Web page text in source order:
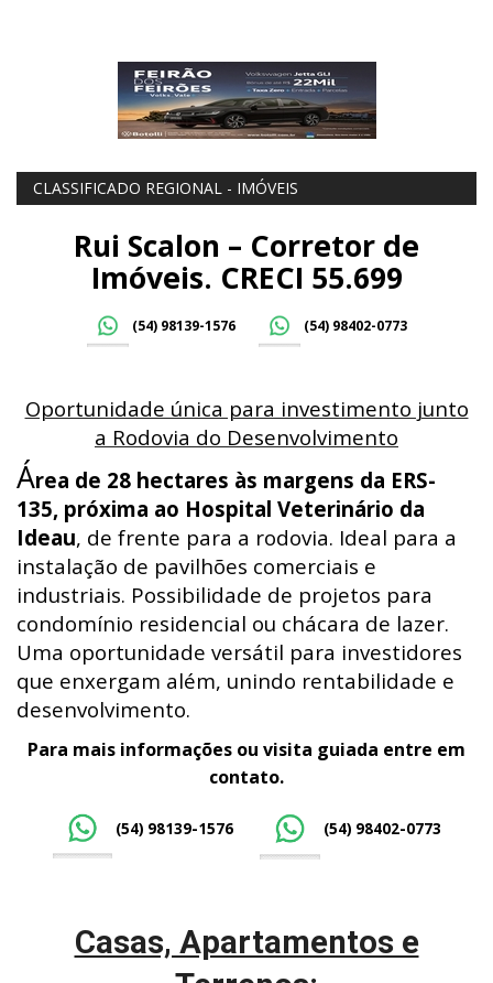
CLASSIFICADO REGIONAL - IMÓVEIS
Rui Scalon – Corretor de
Imóveis. CRECI 55.699
(54) 98139-1576 (54) 98402-0773
Oportunidade única para investimento junto
a Rodovia do Desenvolvimento
Área de 28 hectares às margens da ERS-
135, próxima ao Hospital Veterinário da
Ideau, de frente para a rodovia. Ideal para a
instalação de pavilhões comerciais e
industriais. Possibilidade de projetos para
condomínio residencial ou chácara de lazer.
Uma oportunidade versátil para investidores
que enxergam além, unindo rentabilidade e
desenvolvimento.
Para mais informações ou visita guiada entre em
contato.
(54) 98139-1576 (54) 98402-0773
Casas, Apartamentos e